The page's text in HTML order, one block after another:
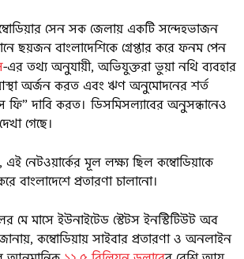
সেন সক জেলায় একটি সন্দেহভাজন
ছয়জন বাংলাদেশিকে গ্রেপ্তার করে ফনম পেন
-এর তথ্য অনুযায়ী, অভিযুক্তরা ভুয়া নথি ব্যবহার
অর্জন করত এবং ঋণ অনুমোদনের শর্ত
ফি” দাবি করত। ডিসমিসল্যাবের অনুসন্ধানেও
গেছে।
এই নেটওয়ার্কের মূল লক্ষ্য ছিল কম্বোডিয়াকে
বাংলাদেশে প্রতারণা চালানো।
মে মাসে ইউনাইটেড স্টেটস ইনস্টিটিউট অব
কম্বোডিয়ায় সাইবার প্রতারণা ও অনলাইন